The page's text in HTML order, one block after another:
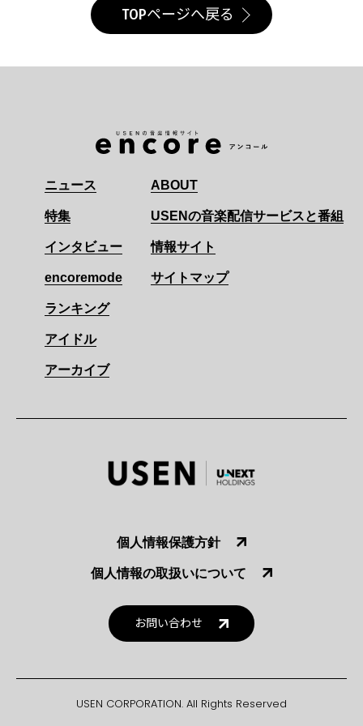
TOPページへ戻る
ニュース
特集
インタビュー
encoremode
ランキング
アイドル
アーカイブ
ABOUT
USENの音楽配信サービスと番組
情報サイト
サイトマップ
個人情報保護方針
個人情報の取扱いについて
お問い合わせ
USEN CORPORATION. All Rights Reserved